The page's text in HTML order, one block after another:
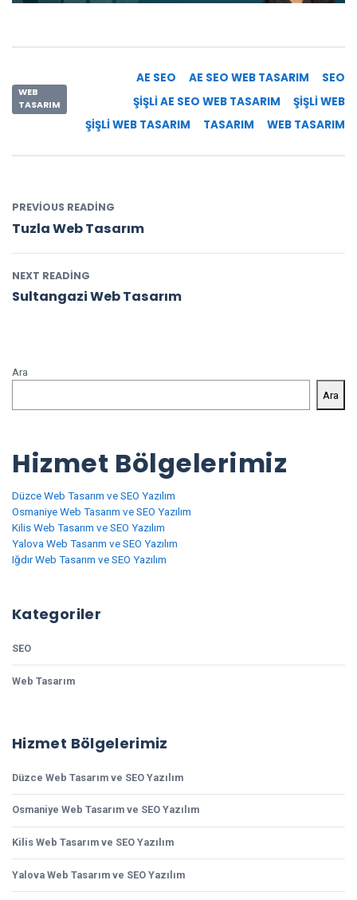
WEB
TASARIM
AE SEO AE SEO WEB TASARIM
SEO
ŞIŞLI AE SEO WEB TASARIM
ŞIŞLI WEB
ŞIŞLI WEB TASARIM
TASARIM WEB TASARIM
PREVIOUS READING
Tuzla Web Tasarım
NEXT READING
Sultangazi Web Tasarım
Ara
Ara
Hizmet Bölgelerimiz
Düzce Web Tasarım ve SEO Yazılım
Osmaniye Web Tasarım ve SEO Yazılım
Kilis Web Tasarım ve SEO Yazılım
Yalova Web Tasarım ve SEO Yazılım
Iğdır Web Tasarım ve SEO Yazılım
Kategoriler
SEO
Web Tasarım
Hizmet Bölgelerimiz
Düzce Web Tasarım ve SEO Yazılım
Osmaniye Web Tasarım ve SEO Yazılım
Kilis Web Tasarım ve SEO Yazılım
Yalova Web Tasarım ve SEO Yazılım